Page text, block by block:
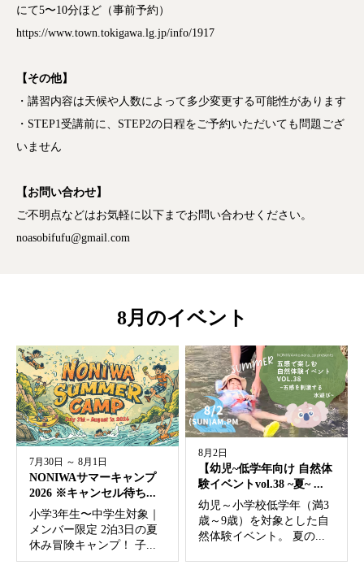
にて5〜10分ほど（事前予約）
https://www.town.tokigawa.lg.jp/info/1917
【その他】
・講習内容は天候や人数によって多少変更する可能性があります
・STEP1受講前に、STEP2の日程をご予約いただいても問題ござ
いません
【お問い合わせ】
ご不明点などはお気軽に以下までお問い合わせください。
noasobifufu@gmail.com
8月のイベント
7月30日 ～ 8月1日
NONIWAサマーキャンプ
2026 ※キャンセル待ち...
小学3年生〜中学生対象｜
メンバー限定 2泊3日の夏
休み冒険キャンプ！ 子...
8月2日
【幼児~低学年向け 自然体
験イベントvol.38 ~夏~ ...
幼児～小学校低学年（満3
歳～9歳）を対象とした自
然体験イベント。 夏の...